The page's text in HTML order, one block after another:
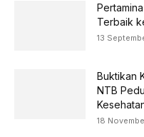
Terbaik
13
Buktikan
NTB
18